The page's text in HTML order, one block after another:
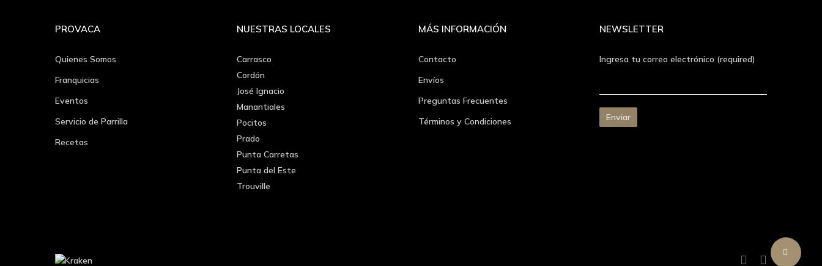
Share
PROVACA
Quienes Somos
Franquicias
Eventos
Servicio de Parrilla
Recetas
NUESTRAS LOCALES
Carrasco
Cordón
José Ignacio
Manantiales
Pocitos
Prado
Punta Carretas
Punta del Este
Trouville
MÁS INFORMACIÓN
Contacto
Envíos
Preguntas Frecuentes
Términos y Condiciones
NEWSLETTER
Ingresa tu correo electrónico (required)
facebookinstagram